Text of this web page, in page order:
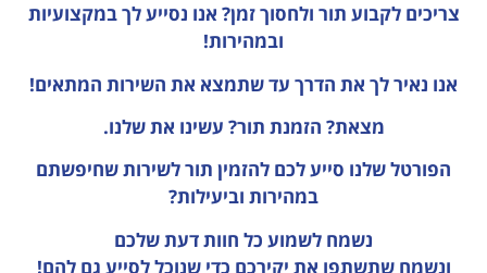
צריכים לקבוע תור ולחסוך זמן? אנו נסייע לך במקצועיות
ובמהירות!
אנו נאיר לך את הדרך עד שתמצא את השירות המתאים!
מצאת? הזמנת תור? עשינו את שלנו.
הפורטל שלנו סייע לכם להזמין תור לשירות שחיפשתם
במהירות וביעילות?
נשמח לשמוע כל חוות דעתשלכם
ונשמח שתשתפו את יקירכם כדי שנוכל לסייע גם להם!